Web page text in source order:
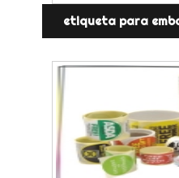
etiqueta para